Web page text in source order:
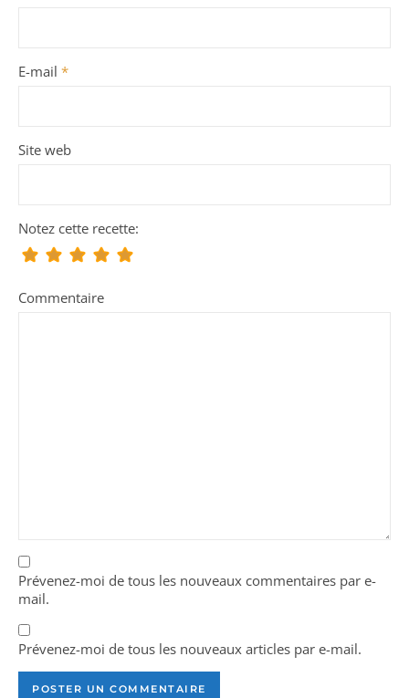
E-mail *
Site web
Notez cette recette:
Commentaire
Prévenez-moi de tous les nouveaux commentaires par e-
mail.
Prévenez-moi de tous les nouveaux articles par e-mail.